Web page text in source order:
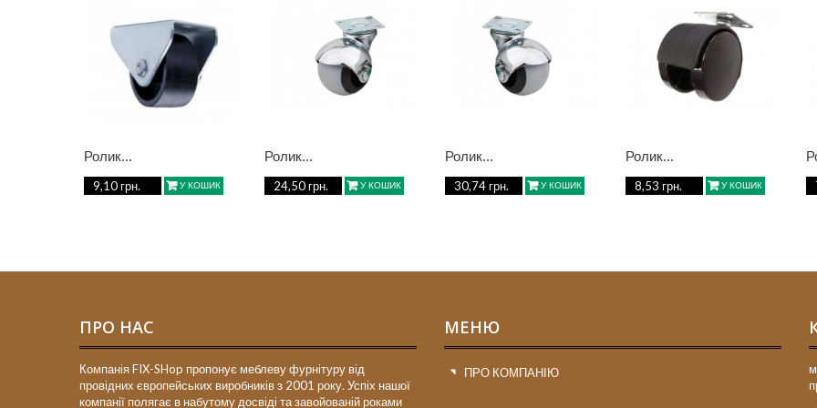
Ролик...
9,10 грн. У КОШИК
Ролик...
24,50 грн. У КОШИК
Ролик...
30,74 грн. У КОШИК
Ролик...
8,53 грн. У КОШИК
ПРО НАС
Компанія FIX-SHop пропонує меблеву фурнітуру від
провідних європейських виробників з 2001 року. Успіх нашої
компанії полягає в набутому досвіді та завойованій роками
МЕНЮ
ПРО КОМПАНІЮ